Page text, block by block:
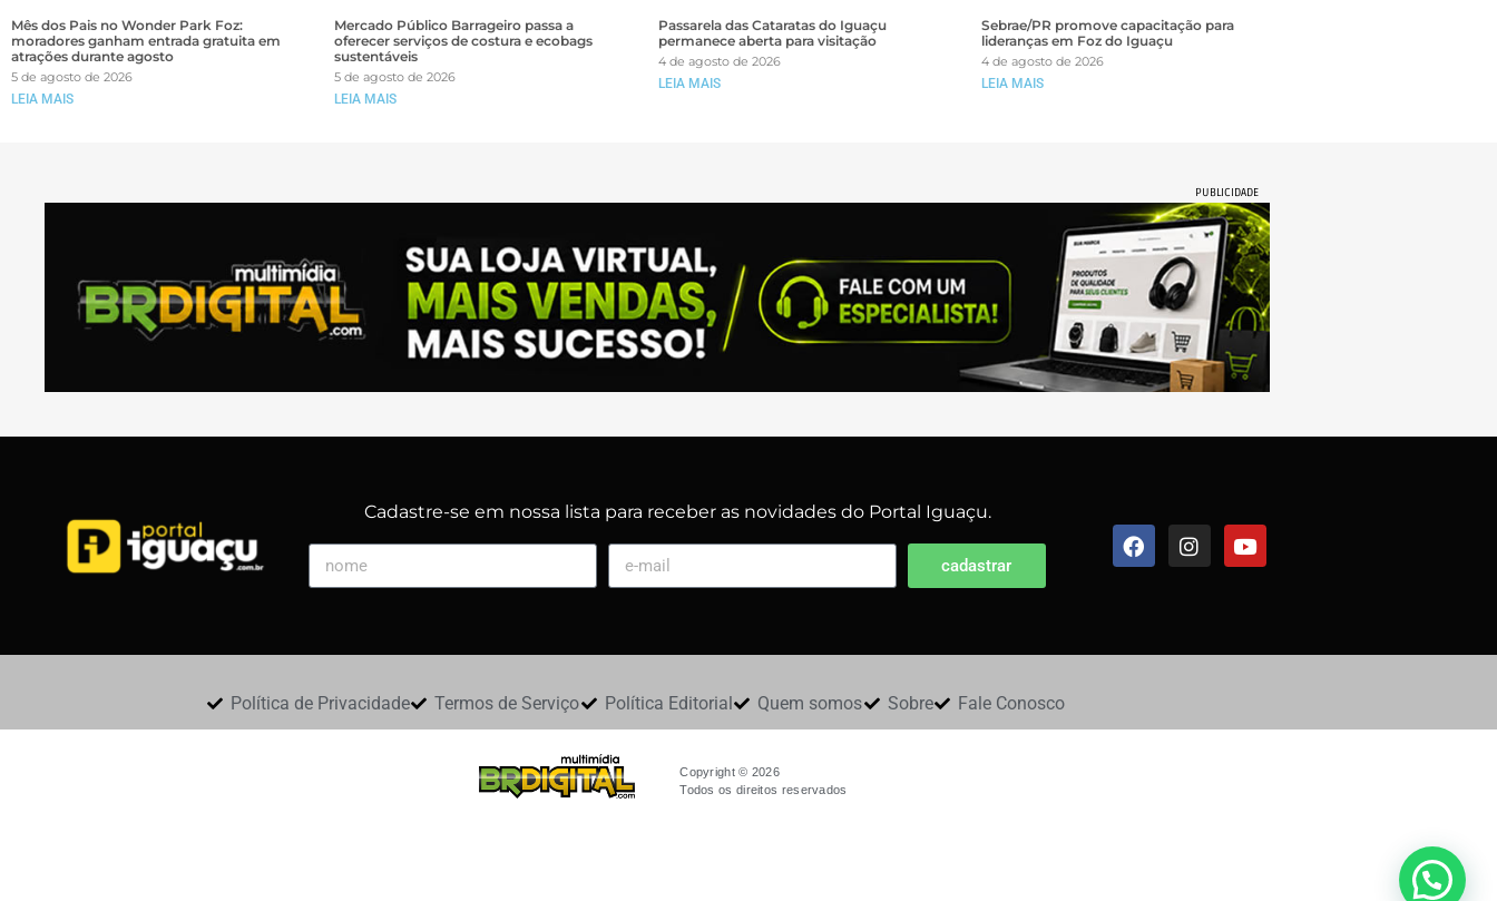
Mês dos Pais no Wonder Park Foz:
moradores ganham entrada gratuita em
atrações durante agosto
5 de agosto de 2026
LEIA MAIS
Mercado Público Barrageiro passa a
oferecer serviços de costura e ecobags
sustentáveis
5 de agosto de 2026
LEIA MAIS
Passarela das Cataratas do Iguaçu
permanece aberta para visitação
4 de agosto de 2026
LEIA MAIS
Sebrae/PR promove capacitação para
lideranças em Foz do Iguaçu
4 de agosto de 2026
LEIA MAIS
PUBLICIDADE
Cadastre-se em nossa lista para receber as novidades do Portal Iguaçu.
cadastrar
Política de Privacidade Termos de Serviço Política Editorial Quem somos Sobre Fale Conosco
Copyright © 2026
Todos os direitos reservados